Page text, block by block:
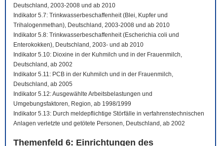
Deutschland, 2003-2008 und ab 2010
Indikator 5.7: Trinkwasserbeschaffenheit (Blei, Kupfer und
Trihalogenmethan), Deutschland, 2003-2008 und ab 2010
Indikator 5.8: Trinkwasserbeschaffenheit (Escherichia coli und
Enterokokken), Deutschland, 2003- und ab 2010
Indikator 5.10: Dioxine in der Kuhmilch und in der Frauenmilch,
Deutschland, ab 2002
Indikator 5.11: PCB in der Kuhmilch und in der Frauenmilch,
Deutschland, ab 2005
Indikator 5.12: Ausgewählte Arbeitsbelastungen und
Umgebungsfaktoren, Region, ab 1998/1999
Indikator 5.13: Durch meldepflichtige Störfälle in verfahrenstechnischen
Anlagen verletzte und getötete Personen, Deutschland, ab 2002
Themenfeld 6: Einrichtungen des